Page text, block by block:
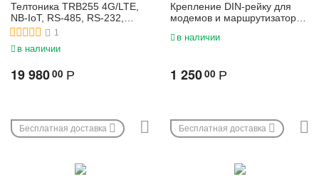
Телтоника TRB255 4G/LTE,
NB-IoT, RS-485, RS-232,
Ethernet GSM шлюз
1
в наличии
19 98000 Р
Крепление DIN-рейку для
модемов и маршрутизаторов
в наличии
1 25000 Р
Бесплатная доставка Бесплатная доставка